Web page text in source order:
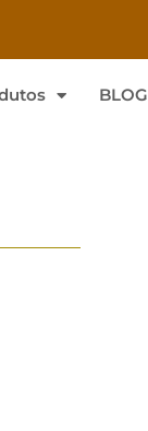
BLOG